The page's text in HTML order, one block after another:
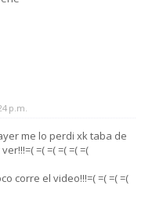
p.m.
me lo perdi xk taba de
=( =( =( =( =(
corre el video!!!=( =( =( =(